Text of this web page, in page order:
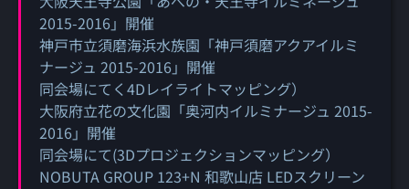
2015-2016」開催
神戸市立須磨海浜水族園「神戸須磨アクアイルミ
ナージュ 2015-2016」開催
同会場にてく4Dレイライトマッピング）
大阪府立花の文化園「奥河内イルミナージュ 2015-
2016」開催
同会場にて(3Dプロジェクションマッピング）
NOBUTA GROUP 123+N 和歌山店 LEDスクリーン